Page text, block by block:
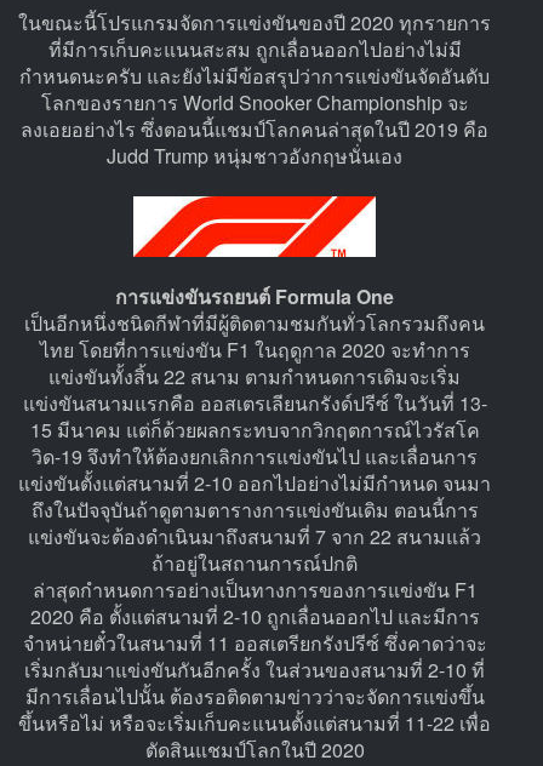
ในขณะนี้โปรแกรมจัดการแข่งขันของปี 2020 ทุกรายการ
ที่มีการเก็บคะแนนสะสม ถูกเลื่อนออกไปอย่างไม่มี
กำหนดนะครับ และยังไม่มีข้อสรุปว่าการแข่งขันจัดอันดับ
โลกของรายการ World Snooker Championship จะ
ลงเอยอย่างไร ซึ่งตอนนี้แชมป์โลกคนล่าสุดในปี 2019 คือ
Judd Trump หนุ่มชาวอังกฤษนั่นเอง
การแข่งขันรถยนต์ Formula One
เป็นอีกหนึ่งชนิดกีฬาที่มีผู้ติดตามชมกันทั่วโลกรวมถึงคน
ไทย โดยที่การแข่งขัน F1 ในฤดูกาล 2020 จะทำการ
แข่งขันทั้งสิ้น 22 สนาม ตามกำหนดการเดิมจะเริ่ม
แข่งขันสนามแรกคือ ออสเตรเลียนกรังด์ปรีซ์ ในวันที่ 13-
15 มีนาคม แต่ก็ด้วยผลกระทบจากวิกฤตการณ์ไวรัสโค
วิด-19 จึงทำให้ต้องยกเลิกการแข่งขันไป และเลื่อนการ
แข่งขันตั้งแต่สนามที่ 2-10 ออกไปอย่างไม่มีกำหนด จนมา
ถึงในปัจจุบันถ้าดูตามตารางการแข่งขันเดิม ตอนนี้การ
แข่งขันจะต้องดำเนินมาถึงสนามที่ 7 จาก 22 สนามแล้ว
ถ้าอยู่ในสถานการณ์ปกติ
ล่าสุดกำหนดการอย่างเป็นทางการของการแข่งขัน F1
2020 คือ ตั้งแต่สนามที่ 2-10 ถูกเลื่อนออกไป และมีการ
จำหน่ายตั๋วในสนามที่ 11 ออสเตรียกรังปรีซ์ ซึ่งคาดว่าจะ
เริ่มกลับมาแข่งขันกันอีกครั้ง ในส่วนของสนามที่ 2-10 ที่
มีการเลื่อนไปนั้น ต้องรอติดตามข่าวว่าจะจัดการแข่งขึ้น
ขึ้นหรือไม่ หรือจะเริ่มเก็บคะแนนตั้งแต่สนามที่ 11-22 เพื่อ
ตัดสินแชมป์โลกในปี 2020